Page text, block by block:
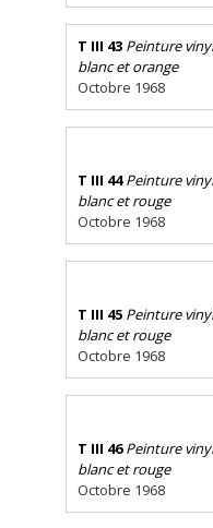
T III 43 Peinture
blanc et orange
Octobre 1968
T III 44 Peinture
blanc et rouge
Octobre 1968
T III 45 Peinture
blanc et rouge
Octobre 1968
T III 46 Peinture
blanc et rouge
Octobre 1968